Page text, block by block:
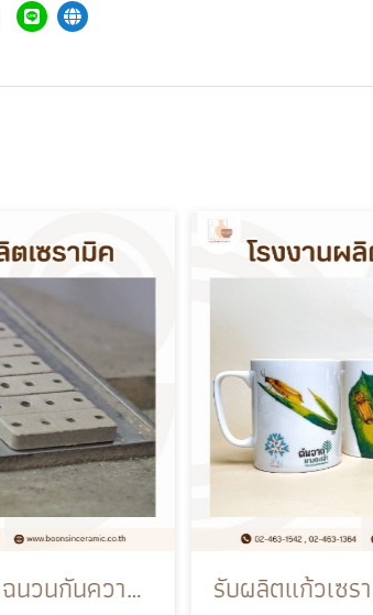
รับผลิตเซรามิคฉนวนกันความร้อน และฉนวนไฟฟ้าอุตสาหกรรม